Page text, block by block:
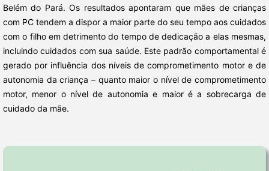
Belém do Pará. Os resultados apontaram que mães de crianças
com PC tendem a dispor a maior parte do seu tempo aos cuidados
com o filho em detrimento do tempo de dedicação a elas mesmas,
incluindo cuidados com sua saúde. Este padrão comportamental é
gerado por influência dos níveis de comprometimento motor e de
autonomia da criança – quanto maior o nível de comprometimento
motor, menor o nível de autonomia e maior é a sobrecarga de
cuidado da mãe.